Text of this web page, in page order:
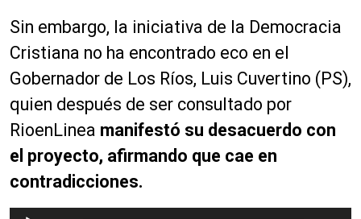
Sin embargo, la iniciativa de la Democracia
Cristiana no ha encontrado eco en el
Gobernador de Los Ríos, Luis Cuvertino (PS),
quien después de ser consultado por
RioenLinea manifestó su desacuerdo con
el proyecto, afirmando que cae en
contradicciones.